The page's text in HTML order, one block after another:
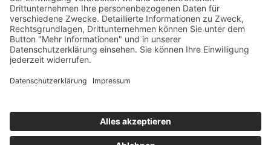
Historische Technik Culitzsch e.V.
Hauptstr. 59 A
08112 Wilkau-Haßlau‎
HTC-Hotline: 0172 3762509